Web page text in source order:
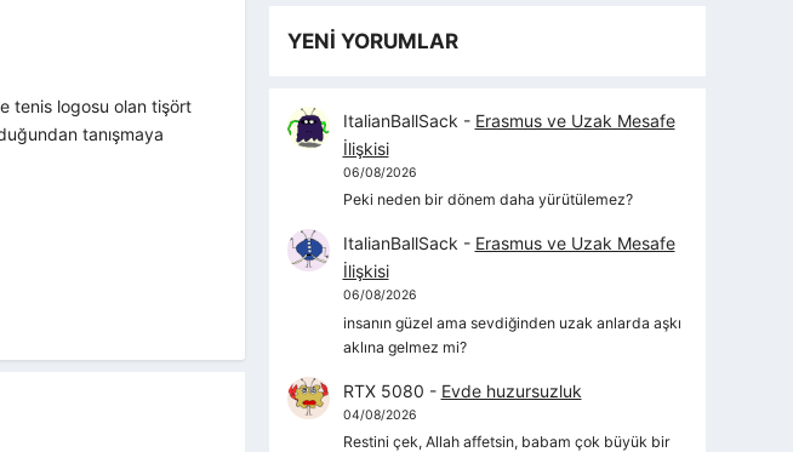
tenis logosu olan tişört
tanışmaya
YENİ YORUMLAR
ItalianBallSack - Erasmus ve Uzak Mesafe
İlişkisi
06/08/2026
Peki neden bir dönem daha yürütülemez?
ItalianBallSack - Erasmus ve Uzak Mesafe
İlişkisi
06/08/2026
insanın güzel ama sevdiğinden uzak anlarda aşkı
aklına gelmez mi?
RTX 5080 - Evde huzursuzluk
04/08/2026
Restini çek, Allah affetsin, babam çok büyük bir